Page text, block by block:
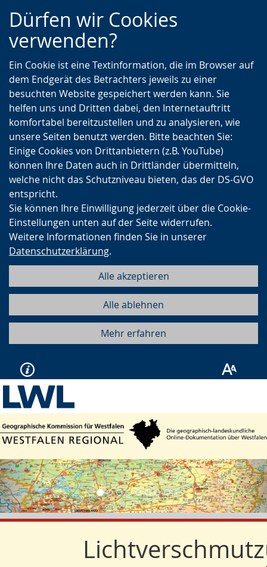
Zur
Hauptnavigation
Zur
Seitennavigation
Zum
Inhalt
Dürfen wir Cookies
verwenden?
Ein Cookie ist eine Textinformation, die im Browser auf
dem Endgerät des Betrachters jeweils zu einer
besuchten Website gespeichert werden kann. Sie
helfen uns und Dritten dabei, den Internetauftritt
komfortabel bereitzustellen und zu analysieren, wie
unsere Seiten benutzt werden. Bitte beachten Sie:
Einige Cookies von Drittanbietern (z.B. YouTube)
können Ihre Daten auch in Drittländer übermitteln,
welche nicht das Schutzniveau bieten, das der DS-GVO
entspricht.
Sie können Ihre Einwilligung jederzeit über die Cookie-
Einstellungen unten auf der Seite widerrufen.
Weitere Informationen finden Sie in unserer
Datenschutzerklärung.
Alle akzeptieren
Alle ablehnen
Mehr erfahren
Vorherige